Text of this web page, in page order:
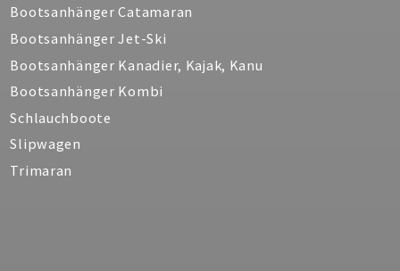
Bootsanhänger Catamaran
Bootsanhänger Jet-Ski
Bootsanhänger Kanadier, Kajak, Kanu
Bootsanhänger Kombi
Schlauchboote
Slipwagen
Trimaran